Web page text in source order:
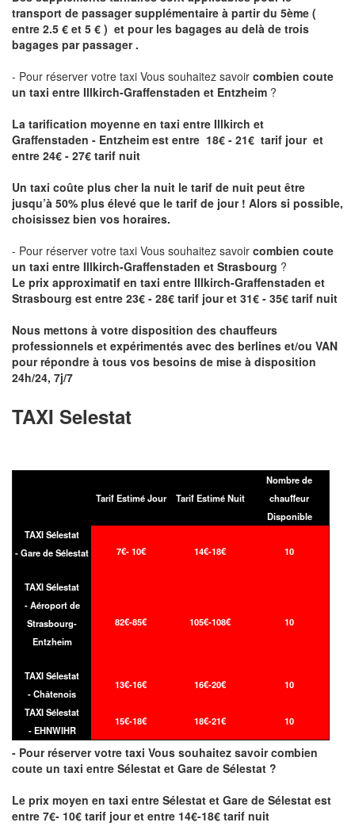
transport de passager supplémentaire à partir du 5ème (
entre 2.5 € et 5 € ) et pour les bagages au delà de trois
bagages par passager .
- Pour réserver votre taxi Vous souhaitez savoir combien coute
un taxi entre Illkirch-Graffenstaden et Entzheim ?
La tarification moyenne en taxi entre Illkirch et
Graffenstaden - Entzheim est entre 18€ - 21€ tarif jour et
entre 24€ - 27€ tarif nuit
Un taxi coûte plus cher la nuit le tarif de nuit peut être
jusqu’à 50% plus élevé que le tarif de jour ! Alors si possible,
choisissez bien vos horaires.
- Pour réserver votre taxi Vous souhaitez savoir combien coute
un taxi entre Illkirch-Graffenstaden et Strasbourg ?
Le prix approximatif en taxi entre Illkirch-Graffenstaden et
Strasbourg est entre 23€ - 28€ tarif jour et 31€ - 35€ tarif nuit
Nous mettons à votre disposition des chauffeurs
professionnels et expérimentés avec des berlines et/ou VAN
pour répondre à tous vos besoins de mise à disposition
24h/24, 7j/7
TAXI Selestat
Tarif Estimé Jour Tarif Estimé Nuit
Nombre de
chauffeur
Disponible
TAXI Sélestat
- Gare de Sélestat
7€- 10€ 14€-18€ 10
TAXI Sélestat
- Aéroport de
Strasbourg-
Entzheim
82€-85€ 105€-108€ 10
TAXI Sélestat
- Châtenois
13€-16€ 16€-20€ 10
TAXI Sélestat
- EHNWIHR
15€-18€ 18€-21€ 10
- Pour réserver votre taxi Vous souhaitez savoircombien
coute un taxi entre Sélestat et Gare de Sélestat ?
Le prix moyen en taxi entre Sélestat et Gare de Sélestat est
entre 7€- 10€ tarif jour et entre 14€-18€ tarif nuit